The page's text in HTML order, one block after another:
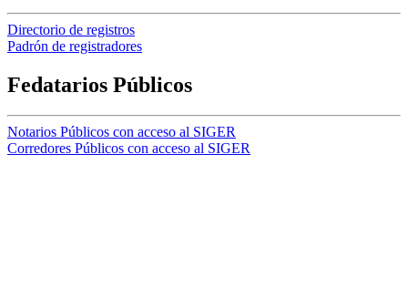
Directorio de registros
Padrón de registradores
Fedatarios Públicos
Notarios Públicos con acceso al SIGER
Corredores Públicos con acceso al SIGER